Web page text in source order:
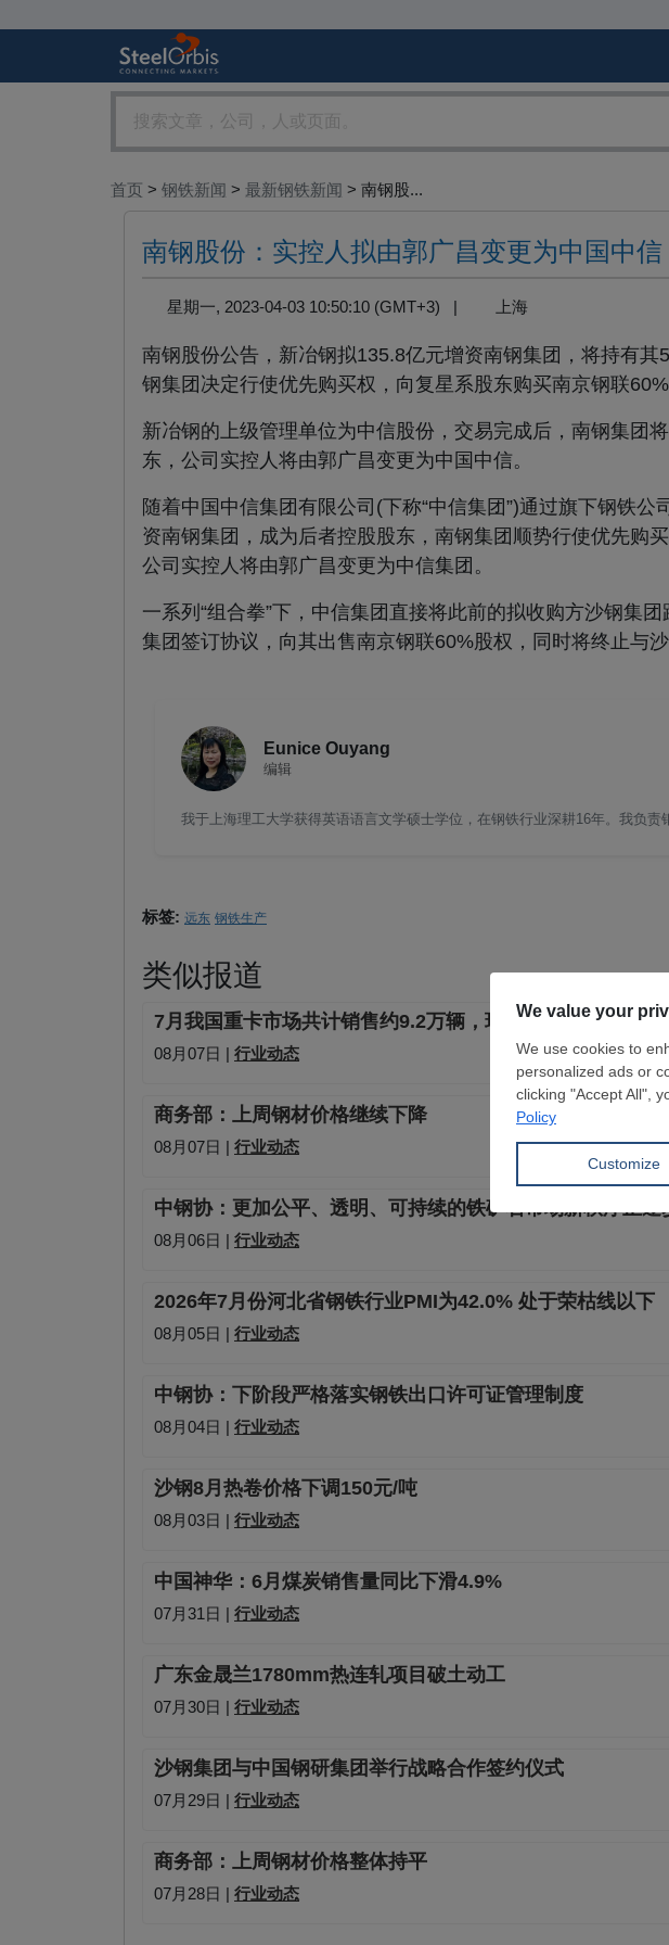
首页 > 钢铁新闻 > 最新钢铁新闻 > 南钢股...
南钢股份：实控人拟由郭广昌变更为中国中信
星期一, 2023-04-03 10:50:10 (GMT+3) | 上海
南钢股份公告，新冶钢拟135.8亿元增资南钢集团，将持有
钢集团决定行使优先购买权，向复星系股东购买南京钢联60%
新冶钢的上级管理单位为中信股份，交易完成后，南钢集团
东，公司实控人将由郭广昌变更为中国中信。
随着中国中信集团有限公司(下称“中信集团”)通过旗下钢铁
资南钢集团，成为后者控股股东，南钢集团顺势行使优先购
公司实控人将由郭广昌变更为中信集团。
一系列“组合拳”下，中信集团直接将此前的拟收购方沙钢集
集团签订协议，向其出售南京钢联60%股权，同时将终止与
Eunice Ouyang
编辑
我于上海理工大学获得英语语言文学硕士学位，在钢铁行业深耕16年。我负责
标签: 远东 钢铁生产
类似报道
7月我国重卡市场共计销售约9.2万辆，环比下降约21%
08月07日 | 行业动态
商务部：上周钢材价格继续下降
08月07日 | 行业动态
中钢协：更加公平、透明、可持续的铁矿石市场新秩序正逐
08月06日 | 行业动态
2026年7月份河北省钢铁行业PMI为42.0% 处于荣枯线以下
08月05日 | 行业动态
中钢协：下阶段严格落实钢铁出口许可证管理制度
08月04日 | 行业动态
沙钢8月热卷价格下调150元/吨
08月03日 | 行业动态
中国神华：6月煤炭销售量同比下滑4.9%
07月31日 | 行业动态
广东金晟兰1780mm热连轧项目破土动工
07月30日 | 行业动态
沙钢集团与中国钢研集团举行战略合作签约仪式
07月29日 | 行业动态
商务部：上周钢材价格整体持平
07月28日 | 行业动态